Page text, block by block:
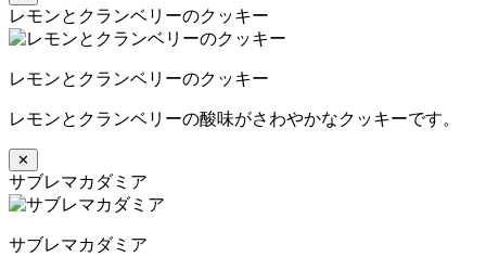
レモンとクランベリーのクッキー
レモンとクランベリーのクッキー
レモンとクランベリーの酸味がさわやかなクッキーです。
✕
サブレマカダミア
サブレマカダミア